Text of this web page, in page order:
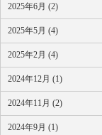
2025年6月 (2)
2025年5月 (4)
2025年2月 (4)
2024年12月 (1)
2024年11月 (2)
2024年9月 (1)